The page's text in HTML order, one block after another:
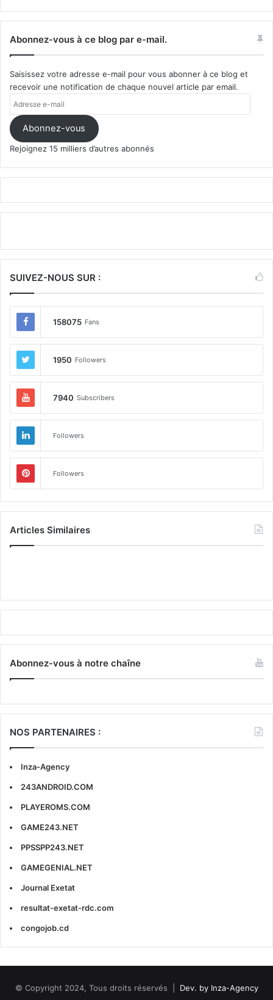
Abonnez-vous à ce blog par e-mail.
Saisissez votre adresse e-mail pour vous abonner à ce blog et
recevoir une notification de chaque nouvel article par email.
Adresse
e-
mail Abonnez-vous
Rejoignez 15 milliers d’autres abonnés
SUIVEZ-NOUS SUR :
158075 Fans
1950 Followers
7940 Subscribers
Followers
Followers
Articles Similaires
Abonnez-vous à notre chaîne
NOS PARTENAIRES :
Inza-Agency
243ANDROID.COM
PLAYEROMS.COM
GAME243.NET
PPSSPP243.NET
GAMEGENIAL.NET
Journal Exetat
resultat-exetat-rdc.com
congojob.cd
© Copyright 2024, Tous droits réservés | Dev. by Inza-Agency